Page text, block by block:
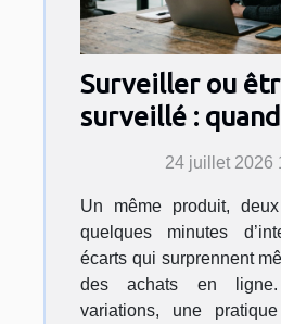
Surveiller ou
surveillé :
monitoring
politique
24 juillet 2026
Un même produit,
quelques minutes
écarts qui surprennent
des achats en
variations, une